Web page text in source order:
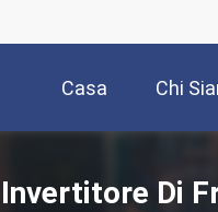
Casa Chi
Invertitore Di